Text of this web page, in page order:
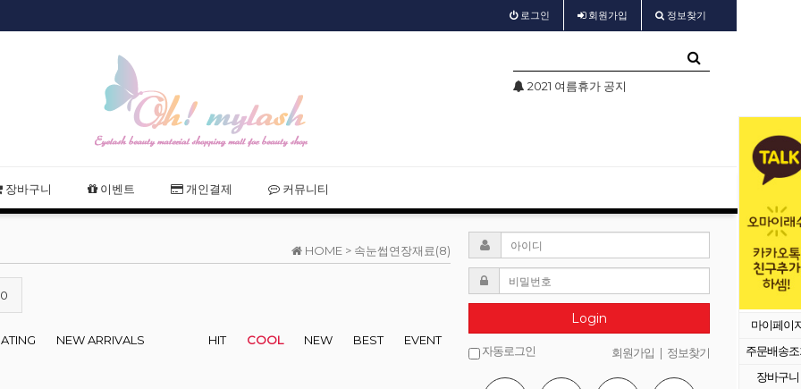
마이페이
주문배송
장바구니
로그인 회원가입 정보찾기
2021 여름휴가 공지
장바구니 이벤트 개인결제 커뮤니티
HOME > 속눈썹연장재료(8)
NEW ARRIVALS HIT COOL NEW BEST EVENT
Login
자동로그인 회원가입 | 정보찾기